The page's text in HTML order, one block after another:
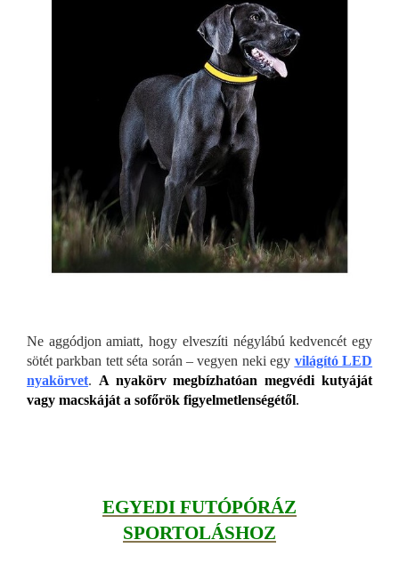
Ne aggódjon amiatt, hogy elveszíti négylábú kedvencét egy
sötét parkban tett séta során – vegyen neki egy világító LED
nyakörvet. A nyakörv megbízhatóan megvédi kutyáját
vagy macskáját a sofőrök figyelmetlenségétől.
EGYEDI FUTÓPÓRÁZ
SPORTOLÁSHOZ